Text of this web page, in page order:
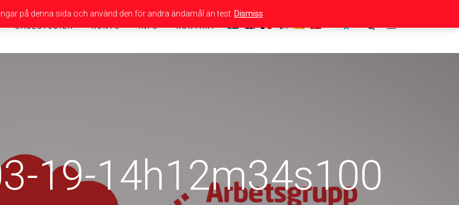
CASESTUDIER KONTO INFO KONTAKT
19-14h12m34s100
på denna sida och använd den för andra ändamål än test. Dismiss